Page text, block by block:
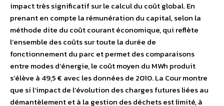
impact très significatif sur le calcul du coût global. En
prenant en compte la rémunération du capital, selon la
méthode dite du coût courant économique, qui reflète
l’ensemble des coûts sur toute la durée de
fonctionnement du parc et permet des comparaisons
entre modes d’énergie, le coût moyen du MWh produit
s’élève à 49,5 € avec les données de 2010. La Cour montre
que si l’impact de l’évolution des charges futures liées au
démantèlement et à la gestion des déchets est limité, à